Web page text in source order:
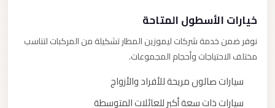
خيارات الأسطول المتاحة
نوفر ضمن خدمة شركات ليموزين المطار تشكيلة من المركبات لتناسب
مختلف الاحتياجات وأحجام المجموعات.
سيارات صالون مريحة للأفراد والأزواج
سيارات ذات سعة أكبر للعائلات المتوسطة